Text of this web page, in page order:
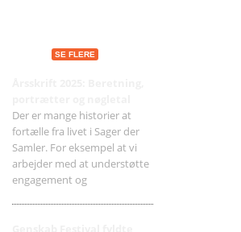
SE FLERE
Der er mange historier at
fortælle fra livet i Sager der
Samler. For eksempel at vi
arbejder med at understøtte
engagement og